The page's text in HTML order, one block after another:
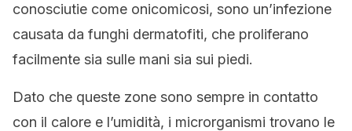
conosciutie come onicomicosi, sono un’infezione
causata da funghi dermatofiti, che proliferano
facilmente sia sulle mani sia sui piedi.
Dato che queste zone sono sempre in contatto
con il calore e l’umidità, i microrganismi trovano le